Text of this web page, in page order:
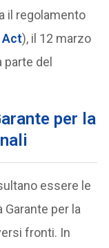
il regolamento
Act), il 12 marzo
parte del
per la
essere le
Garante per la
fronti. In